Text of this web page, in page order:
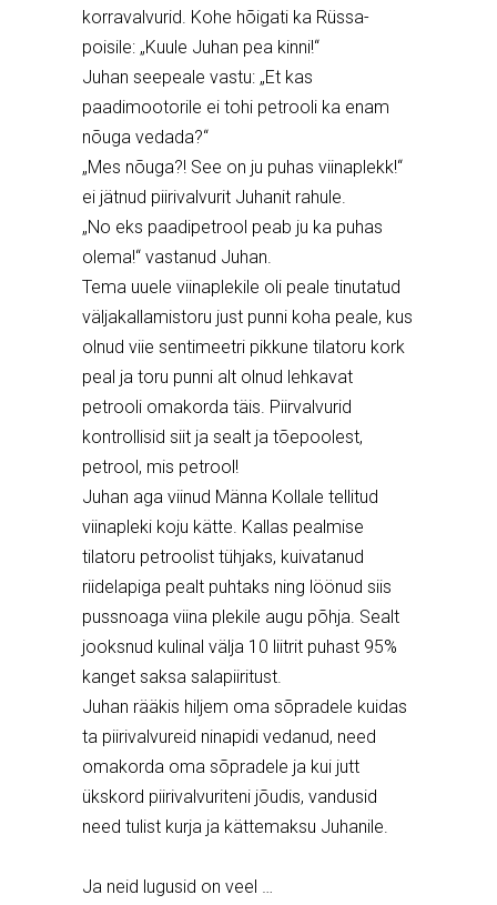
korravalvurid. Kohe hõigati ka Rüssa-
poisile: „Kuule Juhan pea kinni!“
Juhan seepeale vastu: „Et kas
paadimootorile ei tohi petrooli ka enam
nõuga vedada?“
„Mes nõuga?! See on ju puhas viinaplekk!“
ei jätnud piirivalvurit Juhanit rahule.
„No eks paadipetrool peab ju ka puhas
olema!“ vastanud Juhan.
Tema uuele viinaplekile oli peale tinutatud
väljakallamistoru just punni koha peale, kus
olnud viie sentimeetri pikkune tilatoru kork
peal ja toru punni alt olnud lehkavat
petrooli omakorda täis. Piirvalvurid
kontrollisid siit ja sealt ja tõepoolest,
petrool, mis petrool!
Juhan aga viinud Männa Kollale tellitud
viinapleki koju kätte. Kallas pealmise
tilatoru petroolist tühjaks, kuivatanud
riidelapiga pealt puhtaks ning löönud siis
pussnoaga viina plekile augu põhja. Sealt
jooksnud kulinal välja 10 liitrit puhast 95%
kanget saksa salapiiritust.
Juhan rääkis hiljem oma sõpradele kuidas
ta piirivalvureid ninapidi vedanud, need
omakorda oma sõpradele ja kui jutt
ükskord piirivalvuriteni jõudis, vandusid
need tulist kurja ja kättemaksu Juhanile.
Ja neid lugusid on veel …